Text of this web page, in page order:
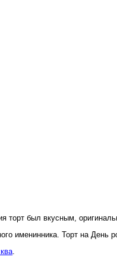
торт был вкусным,
именинника. Торт на День